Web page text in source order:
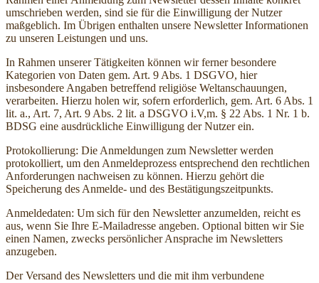
umschrieben werden, sind sie für die Einwilligung der Nutzer
maßgeblich. Im Übrigen enthalten unsere Newsletter Informationen
zu unseren Leistungen und uns.
In Rahmen unserer Tätigkeiten können wir ferner besondere
Kategorien von Daten gem. Art. 9 Abs. 1 DSGVO, hier
insbesondere Angaben betreffend religiöse Weltanschauungen,
verarbeiten. Hierzu holen wir, sofern erforderlich, gem. Art. 6 Abs. 1
lit. a., Art. 7, Art. 9 Abs. 2 lit. a DSGVO i.V,m. § 22 Abs. 1 Nr. 1 b.
BDSG eine ausdrückliche Einwilligung der Nutzer ein.
Protokollierung: Die Anmeldungen zum Newsletter werden
protokolliert, um den Anmeldeprozess entsprechend den rechtlichen
Anforderungen nachweisen zu können. Hierzu gehört die
Speicherung des Anmelde- und des Bestätigungszeitpunkts.
Anmeldedaten: Um sich für den Newsletter anzumelden, reicht es
aus, wenn Sie Ihre E-Mailadresse angeben. Optional bitten wir Sie
einen Namen, zwecks persönlicher Ansprache im Newsletters
anzugeben.
Der Versand des Newsletters und die mit ihm verbundene